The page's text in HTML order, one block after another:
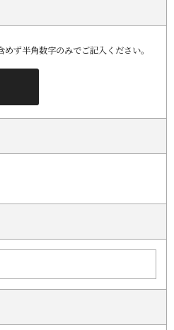
めず半角数字のみでご記入ください。